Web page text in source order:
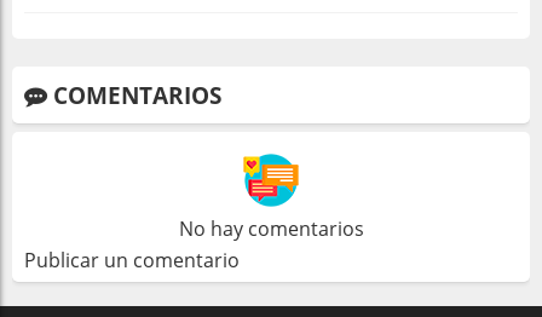
COMENTARIOS
No hay comentarios
Publicar un comentario